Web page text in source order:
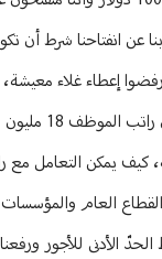
الأدنى للأجور. وأعربنا عن
إعطاء غلاء
العام والمؤسسات
الأدنى للأجور